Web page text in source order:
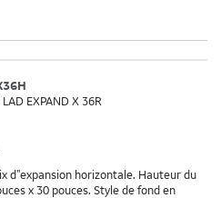
EXPAND X 36R
d"expansion horizontale. Hauteur du
x 30 pouces. Style de fond en